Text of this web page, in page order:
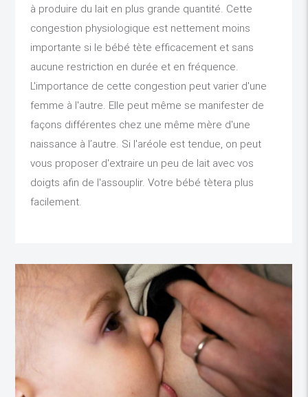
à produire du lait en plus grande quantité. Cette
congestion physiologique est nettement moins
importante si le bébé tète efficacement et sans
aucune restriction en durée et en fréquence.
L'importance de cette congestion peut varier d'une
femme à l'autre. Elle peut même se manifester de
façons différentes chez une même mère d'une
naissance à l’autre. Si l'aréole est tendue, on peut
vous proposer d'extraire un peu de lait avec vos
doigts afin de l'assouplir. Votre bébé tètera plus
facilement.